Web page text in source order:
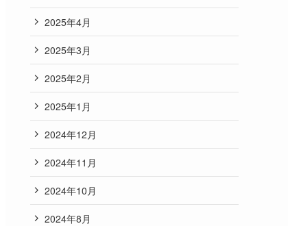
2025年4月
2025年3月
2025年2月
2025年1月
2024年12月
2024年11月
2024年10月
2024年8月